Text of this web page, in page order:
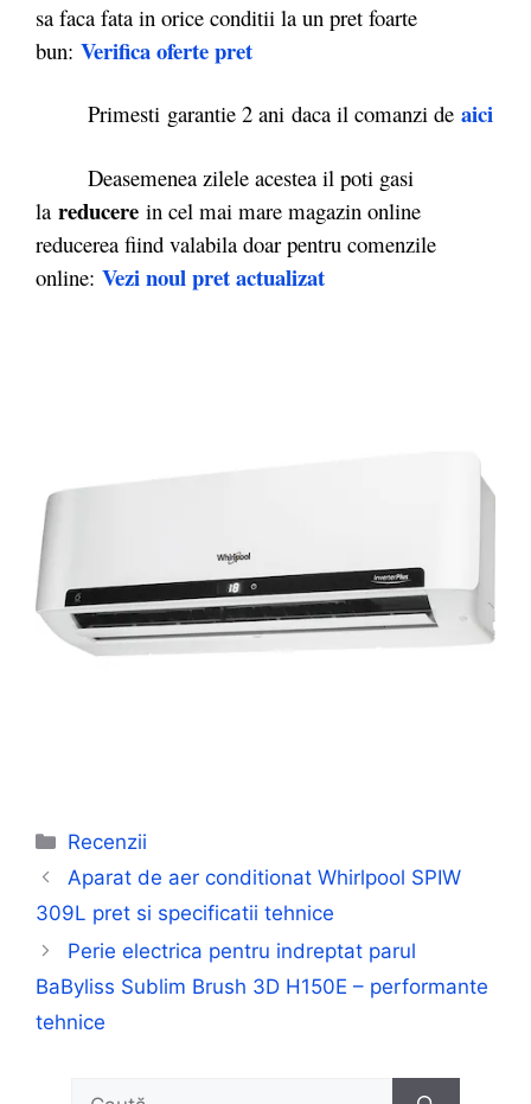
sa faca fata in orice conditii la un pret foarte
bun: Verifica oferte pret
Primesti garantie 2 ani daca il comanzi de aici
Deasemenea zilele acestea il poti gasi
la reducere in cel mai mare magazin online
reducerea fiind valabila doar pentru comenzile
online: Vezi noul pret actualizat
Categorii
Recenzii
Aparat de aer conditionat Whirlpool SPIW
309L pret si specificatii tehnice
Perie electrica pentru indreptat parul
BaByliss Sublim Brush 3D H150E – performante
tehnice
Caută